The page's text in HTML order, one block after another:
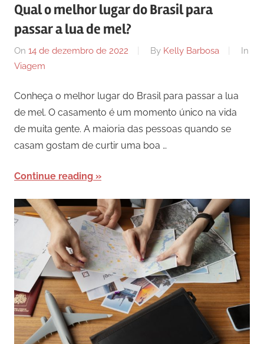
Qual o melhor lugar do Brasil para
passar a lua de mel?
On 14 de dezembro de 2022 By Kelly Barbosa
In
Viagem
Conheça o melhor lugar do Brasil para passar a lua
de mel. O casamento é um momento único na vida
de muita gente. A maioria das pessoas quando se
casam gostam de curtir uma boa …
Continue reading